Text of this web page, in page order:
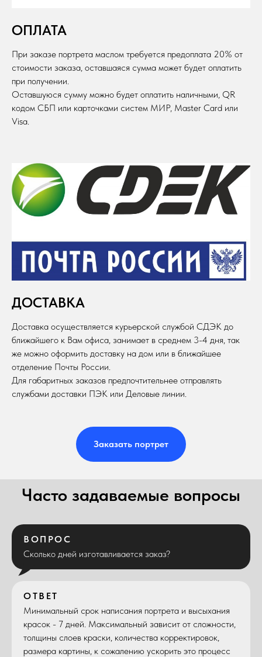
ОПЛАТА
При заказе портрета маслом требуется предоплата 20% от
стоимости заказа, оставшаяся сумма может будет оплатить
при получении.
Оставшуюся сумму можно будет оплатить наличными, QR
кодом СБП или карточками систем МИР, Master Card или
Visa.
ДОСТАВКА
Доставка осуществляется курьерской службой СДЭК до
ближайшего к Вам офиса, занимает в среднем 3-4 дня, так
же можно оформить доставку на дом или в ближайшее
отделение Почты России.
Для габаритных заказов предпочтительнее отправлять
службами доставки ПЭК или Деловые линии.
Заказать портрет
Часто задаваемые вопросы
ВОПРОС
Сколько дней изготавливается заказ?
ОТВЕТ
Минимальный срок написания портрета и высыхания
красок - 7 дней. Максимальный зависит от сложности,
толщины слоев краски, количества корректировок,
размера картины, к сожалению ускорить это процесс